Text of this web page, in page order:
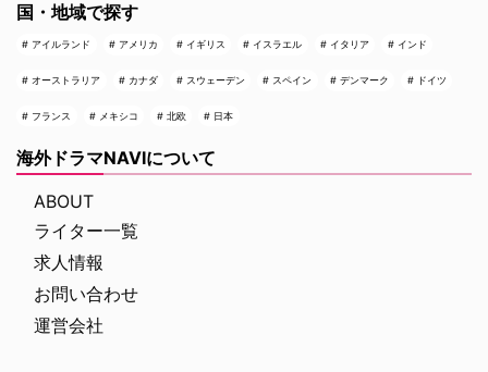
国・地域で探す
アイルランド アメリカ イギリス イスラエル イタリア インド
オーストラリア カナダ スウェーデン スペイン デンマーク ドイツ
フランス メキシコ 北欧 日本
海外ドラマNAVIについて
ABOUT
ライター一覧
求人情報
お問い合わせ
運営会社